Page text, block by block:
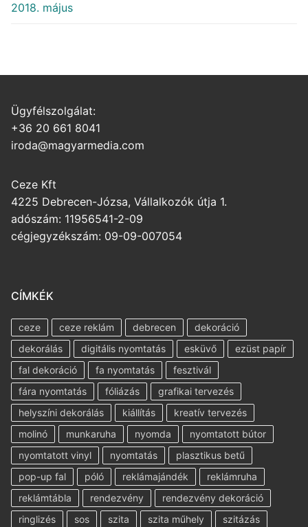
2018. május
Ügyfélszolgálat:
+36 20 661 8041
iroda@magyarmedia.com
Ceze Kft
4225 Debrecen-Józsa, Vállalkozók útja 1.
adószám: 11956541-2-09
cégjegyzékszám: 09-09-007054
CÍMKÉK
ceze ceze reklám debrecen
dekoráció
dekorálás
digitális nyomtatás esküvő
ezüst papír
fal dekoráció
fa nyomtatás
fesztivál
fára nyomtatás
fóliázás
grafikai tervezés
helyszíni dekorálás
kiállítás
kreatív tervezés
molinó
munkaruha nyomda
nyomtatott bútor
nyomtatott vinyl
nyomtatás
plasztikus betű
pop-up fal
póló reklámajándék
reklámruha
reklámtábla
rendezvény
rendezvény dekoráció
ringlizés
sos szita szita műhely szitázás